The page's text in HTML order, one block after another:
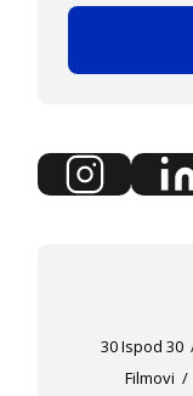
30 Ispod 30
Filmovi